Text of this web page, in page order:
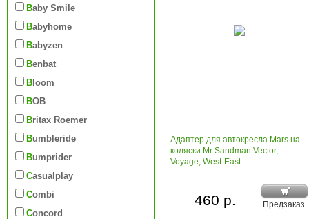
Baby Smile
Babyhome
Babyzen
Benbat
Bloom
BOB
Britax Roemer
Bumbleride
Bumprider
Casualplay
Combi
Concord
Адаптер для автокресла Mars на
коляски Mr Sandman Vector,
Voyage, West-East
Предзаказ
460 р.